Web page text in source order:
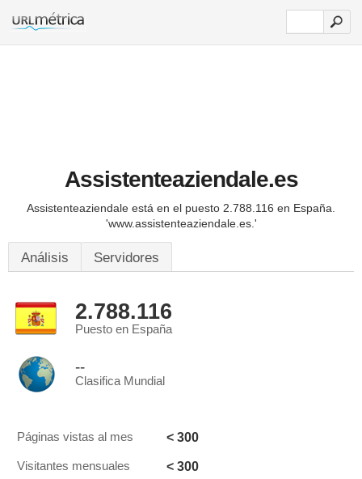
Assistenteaziendale.es
Assistenteaziendale está en el puesto 2.788.116 en España.
'www.assistenteaziendale.es.'
Análisis Servidores
2.788.116
Puesto en España
--
Clasifica Mundial
Páginas vistas al mes < 300
Visitantes mensuales < 300